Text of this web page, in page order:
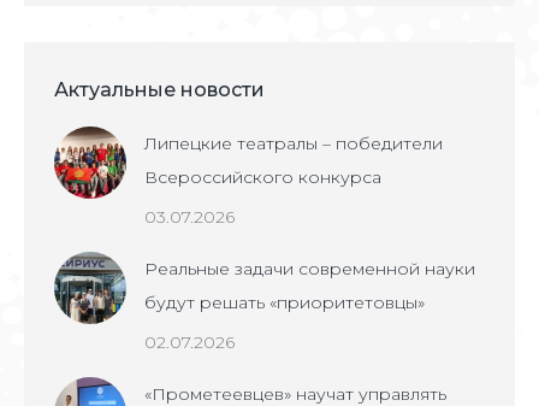
Актуальные новости
Липецкие театралы – победители
Всероссийского конкурса
03.07.2026
Реальные задачи современной науки
будут решать «приоритетовцы»
02.07.2026
«Прометеевцев» научат управлять